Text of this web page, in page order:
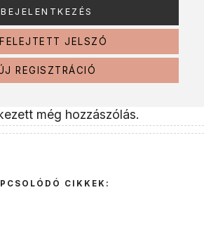
JELSZÓ
REGISZTRÁCIÓ
még hozzászólás.
CIKKEK: